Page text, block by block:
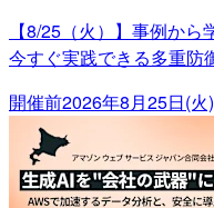
【8/25（火）】事例か
今すぐ実践できる多重防
開催前2026年8月25日(火